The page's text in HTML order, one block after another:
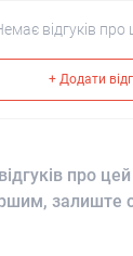
відгуків про
+ Додати
про
залиште